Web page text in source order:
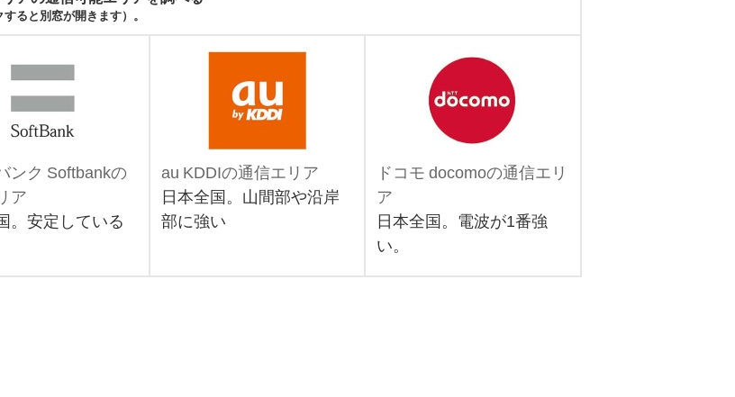
すると別窓が開きます）。
ンク Softbankの
ア
。安定している
au KDDIの通信エリア
日本全国。山間部や沿岸
部に強い
ドコモ docomoの通信エリ
ア
日本全国。電波が1番強
い。